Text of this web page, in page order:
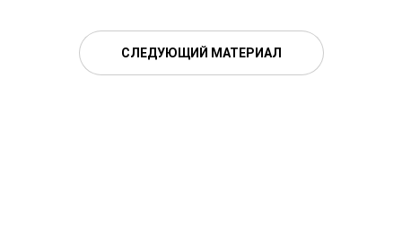
СЛЕДУЮЩИЙ МАТЕРИАЛ